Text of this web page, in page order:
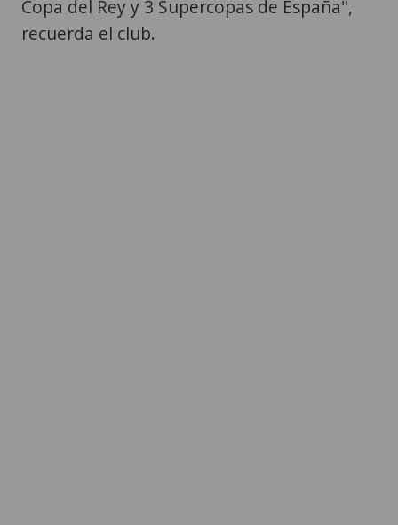
Copa del Rey y 3 Supercopas de España",
recuerda el club.